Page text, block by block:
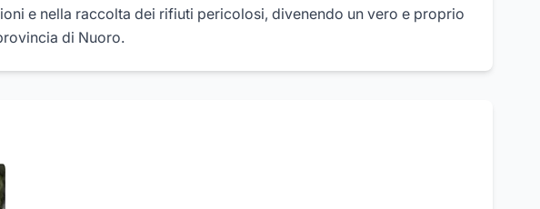
e nella raccolta dei rifiuti pericolosi, divenendo un vero e proprio
di Nuoro.